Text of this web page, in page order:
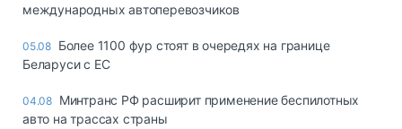
международных автоперевозчиков
05.08 Более 1100 фур стоят в очередях на границе
Беларуси с ЕС
04.08 Минтранс РФ расширит применение беспилотных
авто на трассах страны